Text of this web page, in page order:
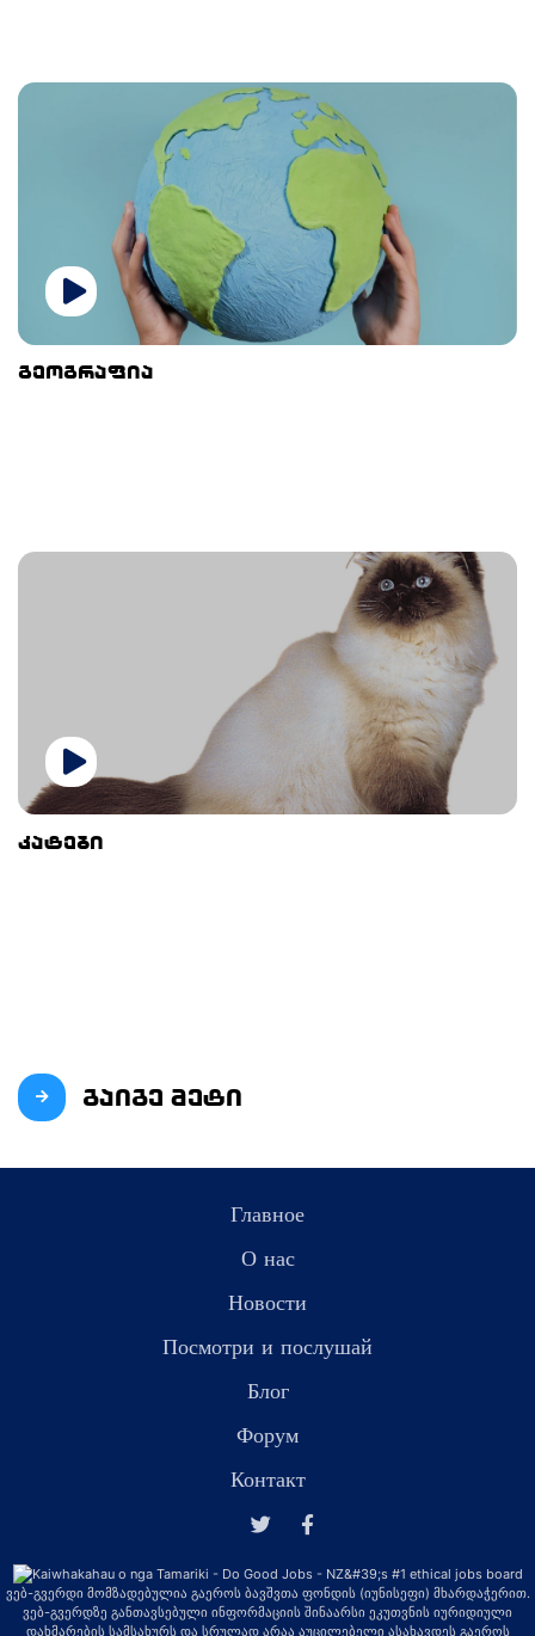
გეოგრაფია
კატები
გაიგე მეტი
Главное
О нас
Новости
Посмотри и послушай
Блог
Форум
Контакт
ვებ-გვერდი მომზადებულია გაეროს ბავშვთა ფონდის (იუნისეფი) მხარდაჭერით.
ვებ-გვერდზე განთავსებული ინფორმაციის შინაარსი ეკუთვნის იურიდიული
დახმარების სამსახურს და სრულად არაა აუცილებელი ასახავდეს გაეროს